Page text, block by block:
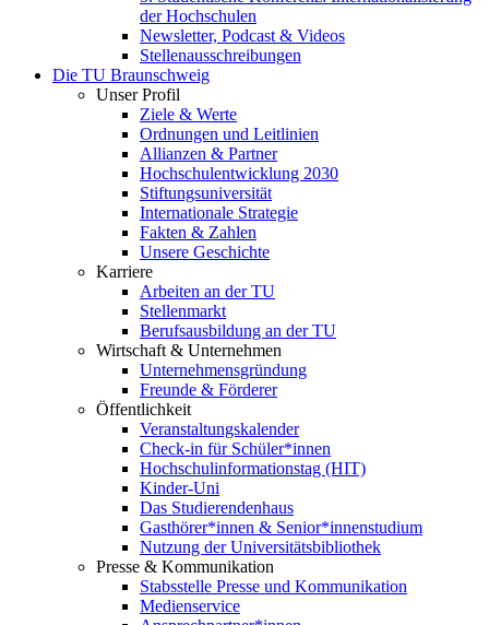
der Hochschulen
Newsletter, Podcast & Videos
Stellenausschreibungen
Die TU Braunschweig
Unser Profil
Ziele & Werte
Ordnungen und Leitlinien
Allianzen & Partner
Hochschulentwicklung 2030
Stiftungsuniversität
Internationale Strategie
Fakten & Zahlen
Unsere Geschichte
Karriere
Arbeiten an der TU
Stellenmarkt
Berufsausbildung an der TU
Wirtschaft & Unternehmen
Unternehmensgründung
Freunde & Förderer
Öffentlichkeit
Veranstaltungskalender
Check-in für Schüler*innen
Hochschulinformationstag (HIT)
Kinder-Uni
Das Studierendenhaus
Gasthörer*innen & Senior*innenstudium
Nutzung der Universitätsbibliothek
Presse & Kommunikation
Stabsstelle Presse und Kommunikation
Medienservice